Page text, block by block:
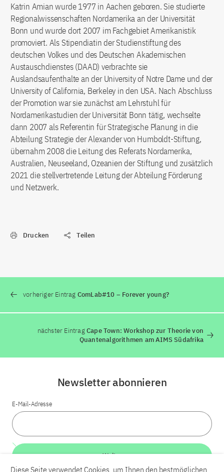
Katrin Amian wurde 1977 in Aachen geboren. Sie studierte
Regionalwissenschaften Nordamerika an der Universität
Bonn und wurde dort 2007 im Fachgebiet Amerikanistik
promoviert. Als Stipendiatin der Studienstiftung des
deutschen Volkes und des Deutschen Akademischen
Austauschdienstes (DAAD) verbrachte sie
Auslandsaufenthalte an der University of Notre Dame und der
University of California, Berkeley in den USA. Nach Abschluss
der Promotion war sie zunächst am Lehrstuhl für
Nordamerikastudien der Universität Bonn tätig, wechselte
dann 2007 als Referentin für Strategische Planung in die
Abteilung Strategie der Alexander von Humboldt-Stiftung,
übernahm 2008 die Leitung des Referats Nordamerika,
Australien, Neuseeland, Ozeanien der Stiftung und zusätzlich
2021 die stellvertretende Leitung der Abteilung Förderung
und Netzwerk.
Drucken Teilen
vorheriger Eintrag ComLab#10 – Forever young?
nächster EintragCape Town: Workshop zur Theorie von
Quantenalgorithmen am AIMS Südafrika
Newsletter abonnieren
E-Mail-Adresse
Weiter
Diese Seite verwendet Cookies, um Ihnen den bestmöglichen